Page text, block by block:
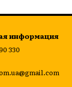
информация
330